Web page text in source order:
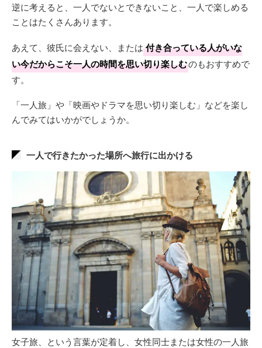
逆に考えると、一人でないとできないこと、一人で楽しめる
ことはたくさんあります。
あえて、彼氏に会えない、または 付き合っている人がいな
い今だからこそ一人の時間を思い切り楽しむのもおすすめで
す。
「一人旅」や「映画やドラマを思い切り楽しむ」などを楽し
んでみてはいかがでしょうか。
一人で行きたかった場所へ旅行に出かける
女子旅、という言葉が定着し、女性同士または女性の一人旅